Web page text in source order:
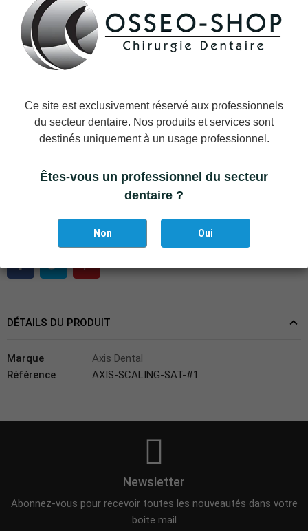
MARQUE:
Axis Dental
AXIS-SCALING-SAT-#1
Expédition le jour même ou le jour ouvré suivant.
Ajouter à la liste des favoris
Il reste actuellement3article(s) restant(s) en stock !
DÉTAILS DU PRODUIT
Marque
Axis Dental
Référence
AXIS-SCALING-SAT-#1
Ce site est exclusivement réservé aux professionnels
du secteur dentaire. Nos produits et services sont
destinés uniquement à un usage professionnel.
Êtes-vous un professionnel du secteur
dentaire ?
Non Oui
Newsletter
Abonnez-vous pour recevoir toutes les nouveautés dans votre
boite mail